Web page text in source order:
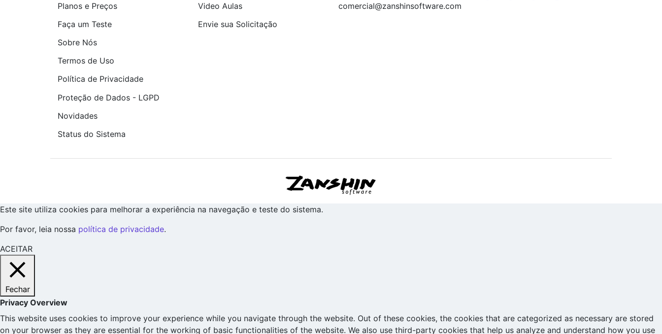
Planos e Preços
Faça um Teste
Sobre Nós
Termos de Uso
Política de Privacidade
Proteção de Dados - LGPD
Novidades
Status do Sistema
Video Aulas
Envie sua Solicitação
comercial@zanshinsoftware.com
Este site utiliza cookies para melhorar a experiência na navegação e teste do sistema.
Por favor, leia nossa política de privacidade.
ACEITAR
Fechar
Privacy Overview
This website uses cookies to improve your experience while you navigate through the website. Out of these cookies, the cookies that are categorized as necessary are stored
on your browser as they are essential for the working of basic functionalities of the website. We also use third-party cookies that help us analyze and understand how you use